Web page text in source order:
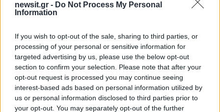
newsit.gr - Do Not Process My Personal
Information
If you wish to opt-out of the sale, sharing to third parties, or
processing of your personal or sensitive information for
targeted advertising by us, please use the below opt-out
section to confirm your selection. Please note that after your
opt-out request is processed you may continue seeing
interest-based ads based on personal information utilized by
us or personal information disclosed to third parties prior to
your opt-out. You may separately opt-out of the further
Δείτε αυτή τη δημοσίευση στο Instagram.